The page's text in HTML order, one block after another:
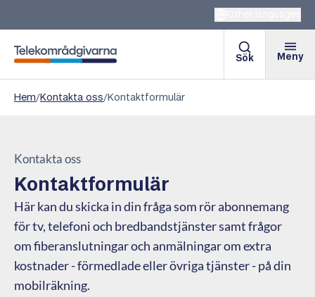
Telekområdgivarna
Sök Meny
Hem/Kontakta oss/Kontaktformulär
Kontakta oss
Kontaktformulär
Här kan du skicka in din fråga som rör abonnemang
för tv, telefoni och bredbandstjänster samt frågor
om fiberanslutningar och anmälningar om extra
kostnader - förmedlade eller övriga tjänster - på din
mobilräkning.